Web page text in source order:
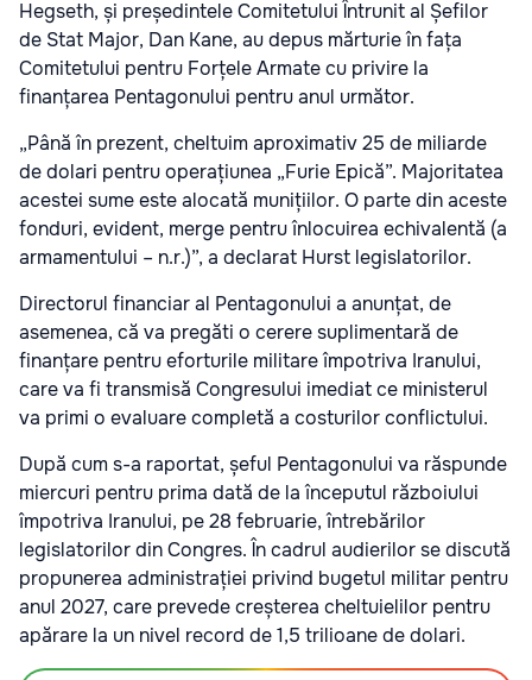
Hegseth, și președintele Comitetului Întrunit al Șefilor
de Stat Major, Dan Kane, au depus mărturie în fața
Comitetului pentru Forțele Armate cu privire la
finanțarea Pentagonului pentru anul următor.
„Până în prezent, cheltuim aproximativ 25 de miliarde
de dolari pentru operațiunea „Furie Epică”. Majoritatea
acestei sume este alocată munițiilor. O parte din aceste
fonduri, evident, merge pentru înlocuirea echivalentă (a
armamentului – n.r.)”, a declarat Hurst legislatorilor.
Directorul financiar al Pentagonului a anunțat, de
asemenea, că va pregăti o cerere suplimentară de
finanțare pentru eforturile militare împotriva Iranului,
care va fi transmisă Congresului imediat ce ministerul
va primi o evaluare completă a costurilor conflictului.
După cum s-a raportat, șeful Pentagonului va răspunde
miercuri pentru prima dată de la începutul războiului
împotriva Iranului, pe 28 februarie, întrebărilor
legislatorilor din Congres. În cadrul audierilor se discută
propunerea administrației privind bugetul militar pentru
anul 2027, care prevede creșterea cheltuielilor pentru
apărare la un nivel record de 1,5 trilioane de dolari.